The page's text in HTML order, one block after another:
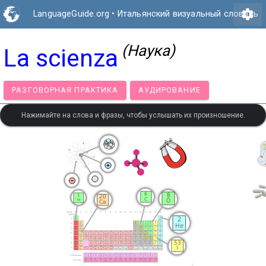
LanguageGuide.org • Итальянский визуальный словарь
settings
La scienza (Наука)
РАЗГОВОРНАЯ ПРАКТИКА АУДИРОВАНИЕ
Нажимайте на слова и фразы, чтобы услышать их произношение.